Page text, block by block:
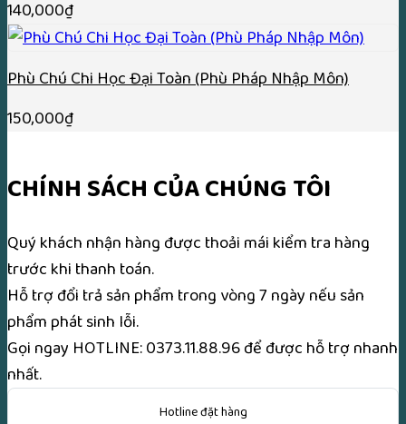
140,000₫
Phù Chú Chi Học Đại Toàn (Phù Pháp Nhập Môn)
150,000₫
CHÍNH SÁCH CỦA CHÚNG TÔI
Quý khách nhận hàng được thoải mái kiểm tra hàng
trước khi thanh toán.
Hỗ trợ đổi trả sản phẩm trong vòng 7 ngày nếu sản
phẩm phát sinh lỗi.
Gọi ngay HOTLINE: 0373.11.88.96để được hỗ trợ nhanh
nhất.
Hotline đặt hàng